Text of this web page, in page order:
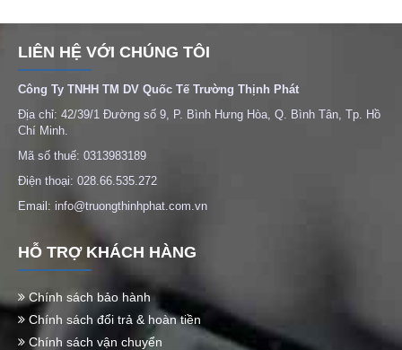
LIÊN HỆ VỚI CHÚNG TÔI
Công Ty TNHH TM DV Quốc Tế Trường Thịnh Phát
Địa chỉ: 42/39/1 Đường số 9, P. Bình Hưng Hòa, Q. Bình Tân, Tp. Hồ
Chí Minh.
Mã số thuế: 0313983189
Điện thoại: 028.66.535.272
Email: info@truongthinhphat.com.vn
HỖ TRỢ KHÁCH HÀNG
Chính sách bảo hành
Chính sách đổi trả & hoàn tiền
Chính sách vận chuyển